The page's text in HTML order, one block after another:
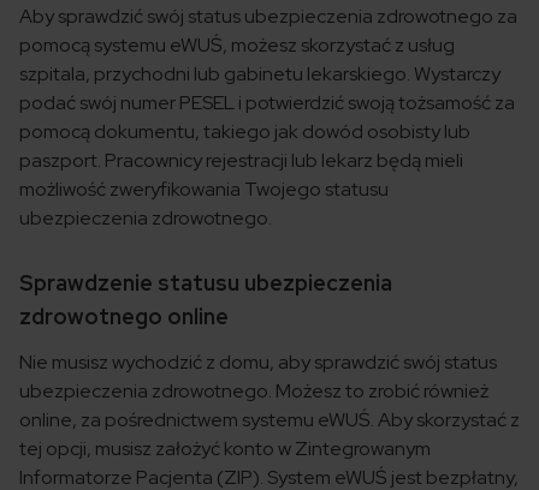
Aby sprawdzić swój status ubezpieczenia zdrowotnego za
pomocą systemu eWUŚ, możesz skorzystać z usług
szpitala, przychodni lub gabinetu lekarskiego. Wystarczy
podać swój numer PESEL i potwierdzić swoją tożsamość za
pomocą dokumentu, takiego jak dowód osobisty lub
paszport. Pracownicy rejestracji lub lekarz będą mieli
możliwość zweryfikowania Twojego statusu
ubezpieczenia zdrowotnego.
Sprawdzenie statusu ubezpieczenia
zdrowotnego online
Nie musisz wychodzić z domu, aby sprawdzić swój status
ubezpieczenia zdrowotnego. Możesz to zrobić również
online, za pośrednictwem systemu eWUŚ. Aby skorzystać z
tej opcji, musisz założyć konto w Zintegrowanym
Informatorze Pacjenta (ZIP). System eWUŚ jest bezpłatny,